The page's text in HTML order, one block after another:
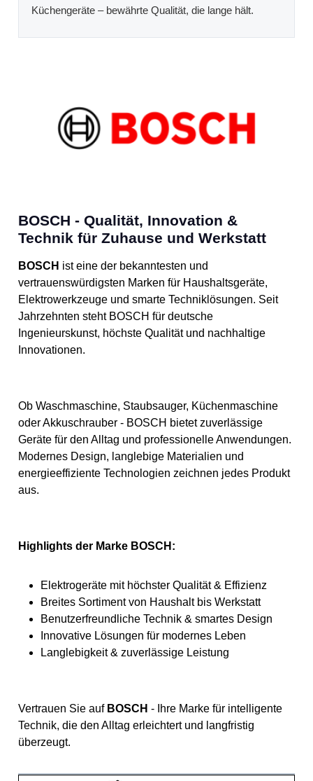
Küchengeräte – bewährte Qualität, die lange hält.
BOSCH - Qualität, Innovation &
Technik für Zuhause und Werkstatt
BOSCH ist eine der bekanntesten und
vertrauenswürdigsten Marken für Haushaltsgeräte,
Elektrowerkzeuge und smarte Techniklösungen. Seit
Jahrzehnten steht BOSCH für deutsche
Ingenieurskunst, höchste Qualität und nachhaltige
Innovationen.
Ob Waschmaschine, Staubsauger, Küchenmaschine
oder Akkuschrauber - BOSCH bietet zuverlässige
Geräte für den Alltag und professionelle Anwendungen.
Modernes Design, langlebige Materialien und
energieeffiziente Technologien zeichnen jedes Produkt
aus.
Highlights der Marke BOSCH:
Elektrogeräte mit höchster Qualität & Effizienz
Breites Sortiment von Haushalt bis Werkstatt
Benutzerfreundliche Technik & smartes Design
Innovative Lösungen für modernes Leben
Langlebigkeit & zuverlässige Leistung
Vertrauen Sie auf BOSCH - Ihre Marke für intelligente
Technik, die den Alltag erleichtert und langfristig
überzeugt.